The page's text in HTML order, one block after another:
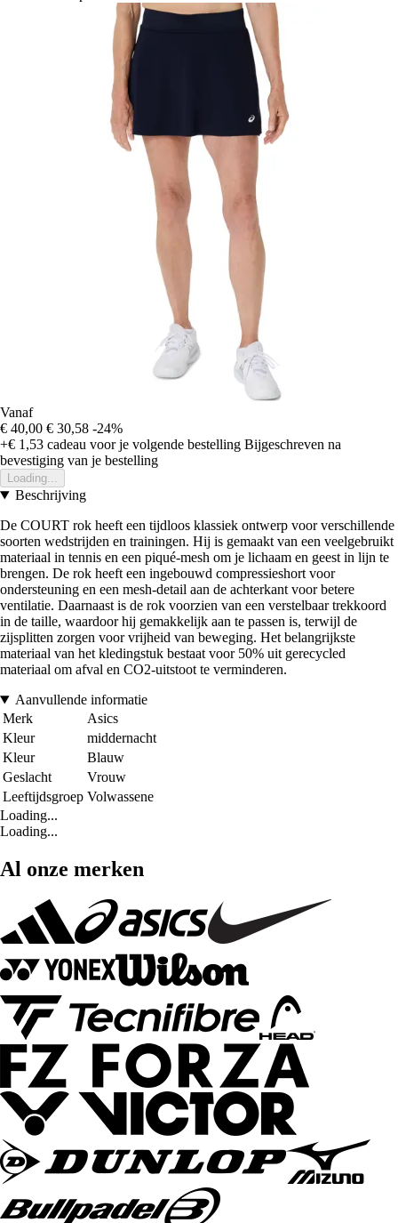
Vanaf
€ 40,00 € 30,58 -24%
+€ 1,53 cadeau voor je volgende bestelling Bijgeschreven na
bevestiging van je bestelling
Loading...
Beschrijving
De COURT rok heeft een tijdloos klassiek ontwerp voor verschillende
soorten wedstrijden en trainingen. Hij is gemaakt van een veelgebruikt
materiaal in tennis en een piqué-mesh om je lichaam en geest in lijn te
brengen. De rok heeft een ingebouwd compressieshort voor
ondersteuning en een mesh-detail aan de achterkant voor betere
ventilatie. Daarnaast is de rok voorzien van een verstelbaar trekkoord
in de taille, waardoor hij gemakkelijk aan te passen is, terwijl de
zijsplitten zorgen voor vrijheid van beweging. Het belangrijkste
materiaal van het kledingstuk bestaat voor 50% uit gerecycled
materiaal om afval en CO2-uitstoot te verminderen.
Aanvullende informatie
Merk
Asics
Kleur
middernacht
Kleur
Blauw
Geslacht
Vrouw
Leeftijdsgroep Volwassene
Loading...
Loading...
Al onze merken